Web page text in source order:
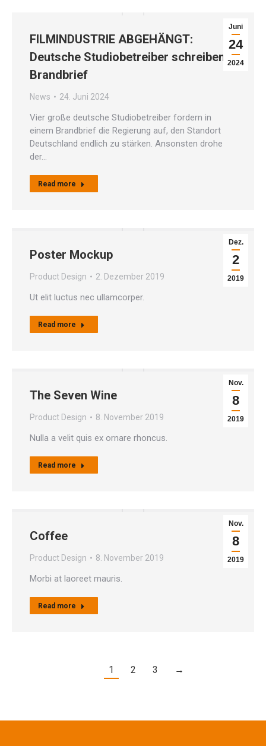
Juni
24
2024
FILMINDUSTRIE ABGEHÄNGT:
Deutsche Studiobetreiber schreiben
Brandbrief
News 24. Juni 2024
Vier große deutsche Studiobetreiber fordern in
einem Brandbrief die Regierung auf, den Standort
Deutschland endlich zu stärken. Ansonsten drohe
der…
Read more
Dez.
2
2019
Poster Mockup
Product Design 2. Dezember 2019
Ut elit luctus nec ullamcorper.
Read more
Nov.
8
2019
The Seven Wine
Product Design 8. November 2019
Nulla a velit quis ex ornare rhoncus.
Read more
Nov.
8
2019
Coffee
Product Design 8. November 2019
Morbi at laoreet mauris.
Read more
1 2 3 →